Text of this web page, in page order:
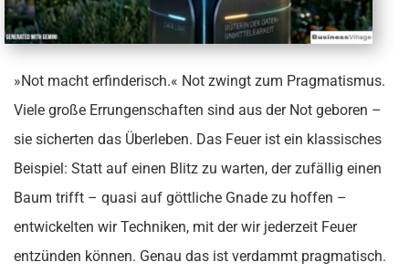
»Not macht erfinderisch.« Not zwingt zum Pragmatismus.
Viele große Errungenschaften sind aus der Not geboren –
sie sicherten das Überleben. Das Feuer ist ein klassisches
Beispiel: Statt auf einen Blitz zu warten, der zufällig einen
Baum trifft – quasi auf göttliche Gnade zu hoffen –
entwickelten wir Techniken, mit der wir jederzeit Feuer
entzünden können. Genau das ist verdammt pragmatisch.